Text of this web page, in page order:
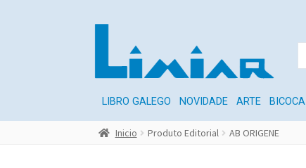
LIBRO GALEGO NOVIDADE ARTE BICOCA
Inicio Produto Editorial AB ORIGENE